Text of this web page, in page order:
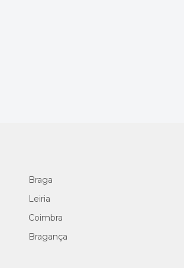
Braga
Leiria
Coimbra
Bragança